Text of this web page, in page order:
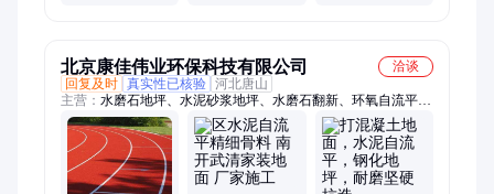
北京康佳伟业环保科技有限公司
洽谈
回复及时 真实性已核验 河北唐山
主营： 水磨石地坪、水泥砂浆地坪、水磨石翻新、环氧自流平、
彩色人造草坪